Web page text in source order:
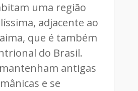
uma região
adjacente ao
que é também
do Brasil.
antigas
e se